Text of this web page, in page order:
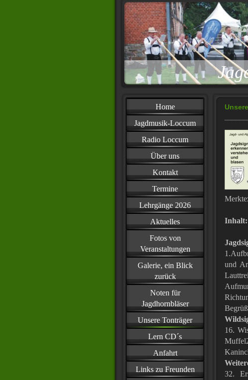
Home
Jagdmusik-Loccum
Radio Loccum
Über uns
Kontakt
Termine
Lehrgänge 2026
Aktuelles
Fotos von
Veranstaltungen
Galerie, ein Blick
zurück
Noten für
Jagdhornbläser
Unsere Tonträger
Lern CD´s
Anfahrt
Links zu Freunden
Inhalt:
und
16.
Muffel
32.